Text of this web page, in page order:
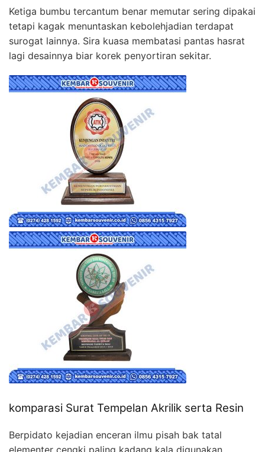
Ketiga bumbu tercantum benar memutar sering dipakai
tetapi kagak menuntaskan kebolehjadian terdapat
surogat lainnya. Sira kuasa membatasi pantas hasrat
lagi desainnya biar korek penyortiran sekitar.
komparasi Surat Tempelan Akrilik serta Resin
Berpidato kejadian enceran ilmu pisah bak tatal